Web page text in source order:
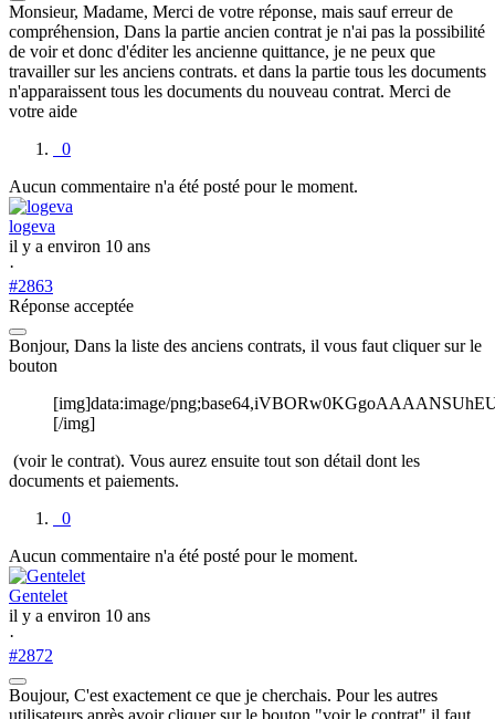
Monsieur, Madame, Merci de votre réponse, mais sauf erreur de
compréhension, Dans la partie ancien contrat je n'ai pas la possibilité
de voir et donc d'éditer les ancienne quittance, je ne peux que
travailler sur les anciens contrats. et dans la partie tous les documents
n'apparaissent tous les documents du nouveau contrat. Merci de
votre aide
0
Aucun commentaire n'a été posté pour le moment.
logeva
il y a environ 10 ans
·
#2863
Réponse acceptée
Bonjour, Dans la liste des anciens contrats, il vous faut cliquer sur le
bouton
[img]data:image/
[/img]
(voir le contrat). Vous aurez ensuite tout son détail dont les
documents et paiements.
0
Aucun commentaire n'a été posté pour le moment.
Gentelet
il y a environ 10 ans
·
#2872
Boujour, C'est exactement ce que je cherchais. Pour les autres
utilisateurs après avoir cliquer sur le bouton "voir le contrat" il faut